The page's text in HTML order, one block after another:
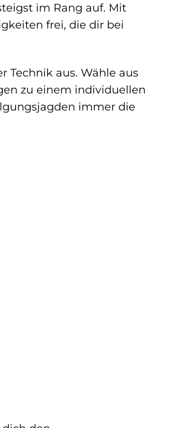
im Rang auf. Mit
frei, die dir bei
Technik aus. Wähle aus
zu einem individuellen
immer die